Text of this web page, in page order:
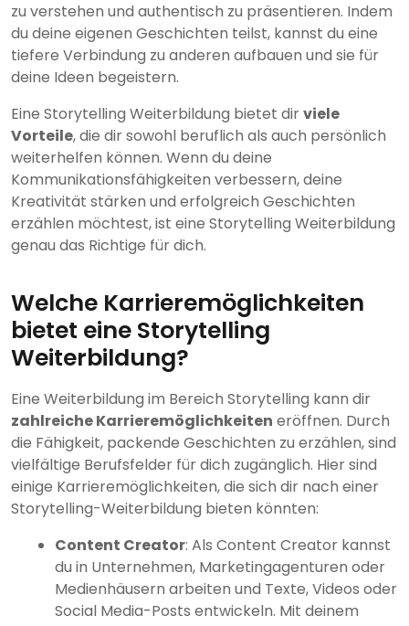
zu verstehen und authentisch zu präsentieren. Indem
du deine eigenen Geschichten teilst, kannst du eine
tiefere Verbindung zu anderen aufbauen und sie für
deine Ideen begeistern.
Eine Storytelling Weiterbildung bietet dirviele
Vorteile, die dir sowohl beruflich als auch persönlich
weiterhelfen können. Wenn du deine
Kommunikationsfähigkeiten verbessern, deine
Kreativität stärken und erfolgreich Geschichten
erzählen möchtest, ist eine Storytelling Weiterbildung
genau das Richtige für dich.
Welche Karrieremöglichkeiten
bietet eine Storytelling
Weiterbildung?
Eine Weiterbildung im Bereich Storytelling kann dir
zahlreiche Karrieremöglichkeiten eröffnen. Durch
die Fähigkeit, packende Geschichten zu erzählen, sind
vielfältige Berufsfelder für dich zugänglich. Hier sind
einige Karrieremöglichkeiten, die sich dir nach einer
Storytelling-Weiterbildung bieten könnten:
Content Creator: Als Content Creator kannst
du in Unternehmen, Marketingagenturen oder
Medienhäusern arbeiten und Texte, Videos oder
Social Media-Posts entwickeln. Mit deinem